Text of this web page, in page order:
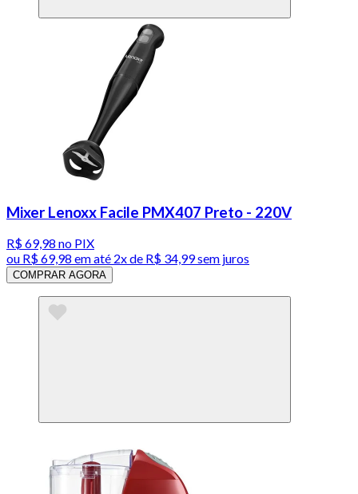
Mixer Lenoxx Facile PMX407 Preto - 220V
R$ 69,98 no PIX
ou R$ 69,98 em até 2x de R$ 34,99 sem juros
COMPRAR AGORA